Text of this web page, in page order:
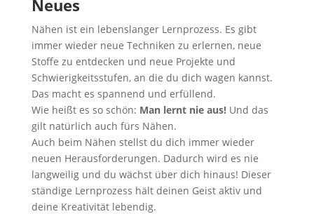
Neues
Nähen ist ein lebenslanger Lernprozess. Es gibt
immer wieder neue Techniken zu erlernen, neue
Stoffe zu entdecken und neue Projekte und
Schwierigkeitsstufen, an die du dich wagen kannst.
Das macht es spannend und erfüllend.
Wie heißt es so schön: Man lernt nie aus! Und das
gilt natürlich auch fürs Nähen.
Auch beim Nähen stellst du dich immer wieder
neuen Herausforderungen. Dadurch wird es nie
langweilig und du wächst über dich hinaus! Dieser
ständige Lernprozess hält deinen Geist aktiv und
deine Kreativität lebendig.